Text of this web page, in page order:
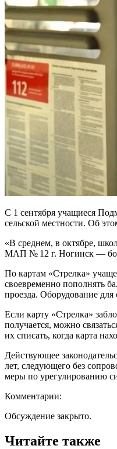
С 1 сентября учащиеся
сельской местности. Об
«В среднем, в октябре,
МАП № 12 г. Ногинск —
По картам «Стрелка»
своевременно пополнять
проезда. Оборудование для
Если карту «Стрелка»
получается, можно
их списать, когда карта
Действующее
лет, следующего без
меры по урегулированию
Комментарии:
Обсуждение закрыто.
Читайте также